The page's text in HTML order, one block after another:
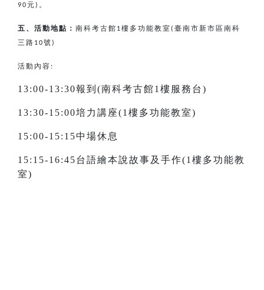
90元 ) 。
五、活動地點： 南科考古館 1樓多功能教室( 臺南市新市區南科
三路 10號 )
活動內容:
13:00-13:30報到(南科考古館1樓服務台)
13:30-15:00培力講座(1樓多功能教室)
15:00-15:15中場休息
15:15-16:45台語繪本說故事及手作(1樓多功能教
室)